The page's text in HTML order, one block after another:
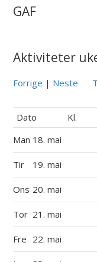
GAF
Aktiviteter
Forrige | Neste
Dato Kl.
Man 18. mai
Tir 19. mai
Ons 20. mai
Tor 21. mai
Fre 22. mai